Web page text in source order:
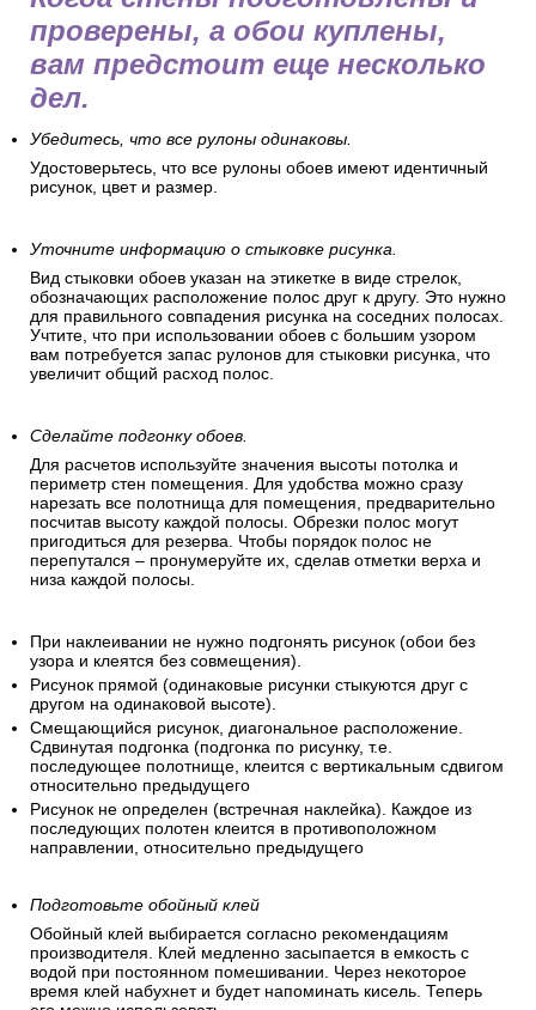
проверены, а обои куплены,
вам предстоит еще несколько
дел.
Убедитесь, что все рулоны одинаковы.
Удостоверьтесь, что все рулоны обоев имеют идентичный
рисунок, цвет и размер.
Уточните информацию о стыковке рисунка.
Вид стыковки обоев указан на этикетке в виде стрелок,
обозначающих расположение полос друг к другу. Это нужно
для правильного совпадения рисунка на соседних полосах.
Учтите, что при использовании обоев с большим узором
вам потребуется запас рулонов для стыковки рисунка, что
увеличит общий расход полос.
Сделайте подгонку обоев.
Для расчетов используйте значения высоты потолка и
периметр стен помещения. Для удобства можно сразу
нарезать все полотнища для помещения, предварительно
посчитав высоту каждой полосы. Обрезки полос могут
пригодиться для резерва. Чтобы порядок полос не
перепутался – пронумеруйте их, сделав отметки верха и
низа каждой полосы.
При наклеивании не нужно подгонять рисунок (обои без
узора и клеятся без совмещения).
Рисунок прямой (одинаковые рисунки стыкуются друг с
другом на одинаковой высоте).
Смещающийся рисунок, диагональное расположение.
Сдвинутая подгонка (подгонка по рисунку, т.е.
последующее полотнище, клеится с вертикальным сдвигом
относительно предыдущего
Рисунок не определен (встречная наклейка). Каждое из
последующих полотен клеится в противоположном
направлении, относительно предыдущего
Подготовьте обойный клей
Обойный клей выбирается согласно рекомендациям
производителя. Клей медленно засыпается в емкость с
водой при постоянном помешивании. Через некоторое
время клей набухнет и будет напоминать кисель. Теперь